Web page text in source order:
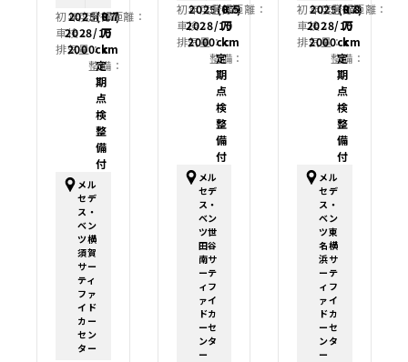
初年度登録：
2025(R7)
車検：
2028/10
排気量：
2000cc
走行距離：
0.7
万
km
整備：
定
期
点
検
整
備
付
メル
セデ
ス・
ベン
ツ横
須賀
サー
ティ
ファ
イド
カー
セン
ター
初年度登録：
2025(R7)
車検：
2028/10
排気量：
2000cc
走行距離：
0.5
万
km
整備：
定
期
点
検
整
備
付
メル
セデ
ス・
ベン
ツ世
田谷
南サ
ーテ
ィフ
ァイ
ドカ
ーセ
ンタ
ー
初年度登録：
2025(R7)
車検：
2028/10
排気量：
2000cc
走行距離：
0.8
万
km
整備：
定
期
点
検
整
備
付
メル
セデ
ス・
ベン
ツ東
名横
浜サ
ーテ
ィフ
ァイ
ドカ
ーセ
ンタ
ー